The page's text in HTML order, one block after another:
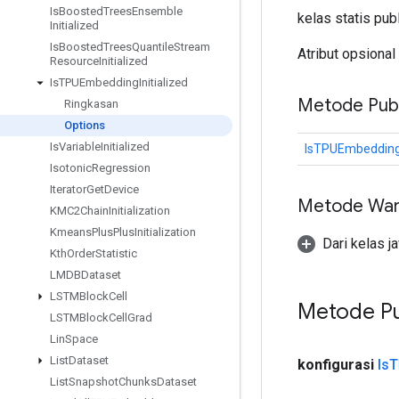
IsBoostedTreesEnsemble
Initialized
IsBoostedTreesQuantileStream
ResourceInitialized
IsTPUEmbeddingInitialized
Ringkasan
Options
IsVariableInitialized
IsotonicRegression
IteratorGetDevice
KMC2ChainInitialization
KmeansPlusPlusInitialization
KthOrderStatistic
LMDBDataset
LSTMBlockCell
LSTMBlockCell Grad
LinSpace
ListDataset
ListSnapshotChunksDataset
kelas statis
Atribut opsional
Metode
Metode
Dari kelas
Metode
konfigurasi Is